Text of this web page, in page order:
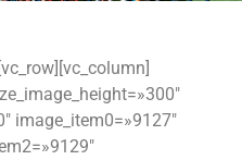
image_item0=»9127″